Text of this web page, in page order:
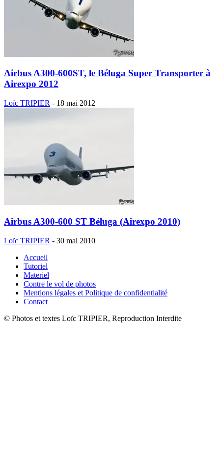
Airbus A300-600ST, le Béluga Super Transporter à
Airexpo 2012
Loïc TRIPIER - 18 mai 2012
Airbus A300-600 ST Béluga (Airexpo 2010)
Loïc TRIPIER - 30 mai 2010
Accueil
Tutoriel
Materiel
Contre le vol de photos
Mentions légales et Politique de confidentialité
Contact
© Photos et textes Loïc TRIPIER, Reproduction Interdite